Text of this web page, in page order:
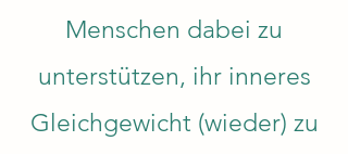
Menschen dabei zu
unterstützen, ihr inneres
Gleichgewicht (wieder) zu